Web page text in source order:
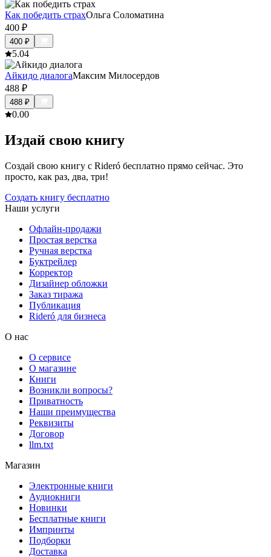
Как победить страхОльга Соломатина
400 ₽
400 ₽
5.04
Айкидо диалогаМаксим Милосердов
488 ₽
488 ₽
0.00
Издай свою книгу
Создай свою книгу с Rideró бесплатно прямо сейчас. Это
просто, как раз, два, три!
Создать книгу бесплатно
Наши услуги
Офлайн-продажи
Простая верстка
Ручная верстка
Буктрейлер
Корректор
Дизайнер обложки
Заказ тиража
Публикация
Rideró для бизнеса
О нас
О сервисе
О магазине
Книги
Возникли вопросы?
Приватность
Наши преимущества
Реквизиты
Договор
llm.txt
Магазин
Электронные книги
Аудиокниги
Новинки
Бесплатные книги
Импринты
Подборки
Доставка